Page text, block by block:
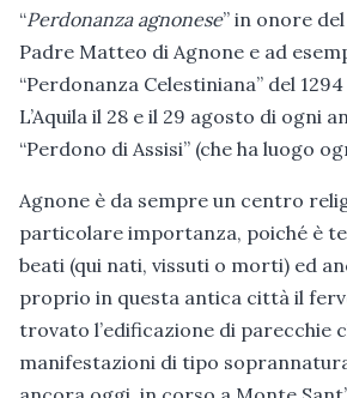
“Perdonanza agnonese” in onore
Padre Matteo di Agnone e ad
“Perdonanza Celestiniana” del
L’Aquila il 28 e il 29 agosto di ogni
“Perdono di Assisi” (che ha luogo
Agnone è da sempre un centro
particolare importanza, poiché è
beati (qui nati, vissuti o morti) ed
proprio in questa antica città il
trovato l’edificazione di parecchie
manifestazioni di tipo